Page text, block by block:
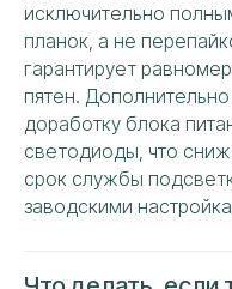
исключительно
планок, а не
гарантирует
пятен.
доработку блока
светодиоды, что
срок службы
заводскими
Ремонт проводится на
За каждым направлением
собственный эксперт
Гарантиянизкой цены и
надежностиусулуг